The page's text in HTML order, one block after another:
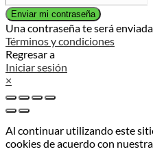
Enviar mi contraseña
Una contraseña te será
Términos y condiciones
Regresar a
Iniciar sesión
×
Al continuar utilizando este
cookies de acuerdo con nuestra